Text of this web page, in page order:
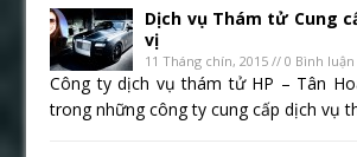
Dịch vụ Thám tử Cung
vị
11 Tháng chín, 2015 // 0 Bình luận
Công ty dịch vụ thám tử HP – Tân
trong những công ty cung cấp dịch vụ